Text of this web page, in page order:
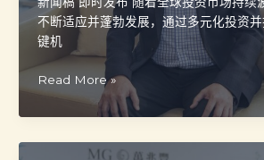
长
作，
签
具
有
里
不断适应并蓬勃发展，通过多元化投资
键机
万
丰
Read More »